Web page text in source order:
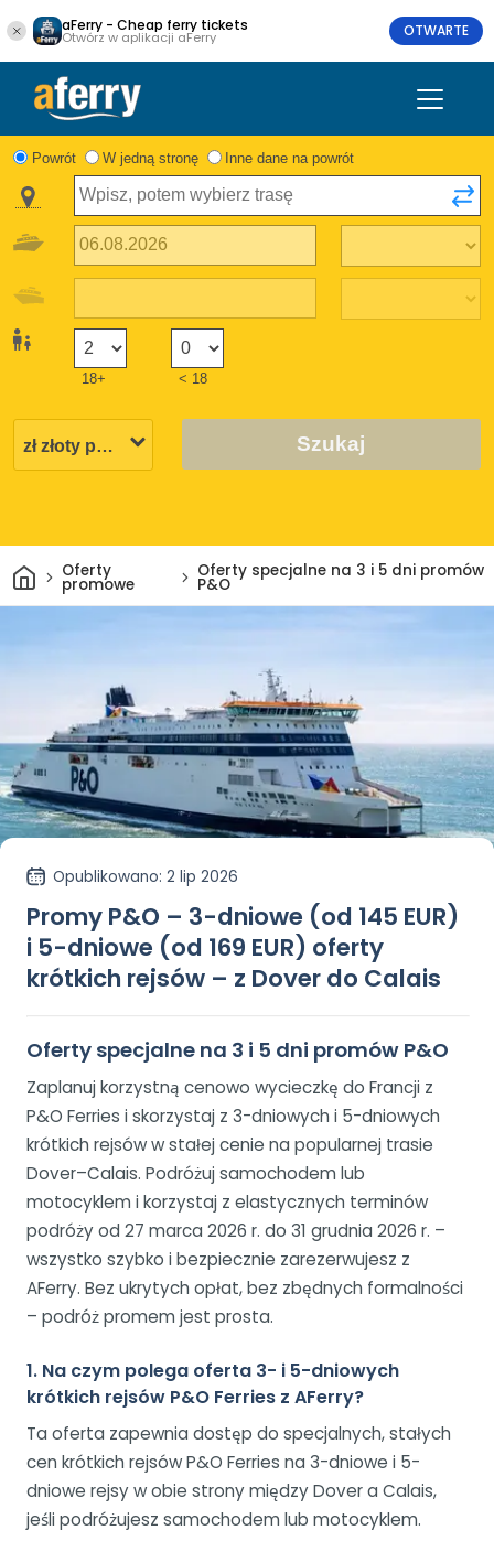
aFerry - Cheap ferry tickets
Otwórz w aplikacji aFerry OTWARTE
Powrót W jedną stronę Inne dane na powrót
18+ < 18
Szukaj
DomOferty
promowe
Oferty specjalne na 3 i 5 dni promów
P&O
Opublikowano: 2 lip 2026
Promy P&O – 3-dniowe (od 145 EUR)
i 5-dniowe (od 169 EUR) oferty
krótkich rejsów – z Dover do Calais
Oferty specjalne na 3 i 5 dni promów P&O
Zaplanuj korzystną cenowo wycieczkę do Francji z
P&O Ferries i skorzystaj z 3-dniowych i 5-dniowych
krótkich rejsów w stałej cenie na popularnej trasie
Dover–Calais. Podróżuj samochodem lub
motocyklem i korzystaj z elastycznych terminów
podróży od 27 marca 2026 r. do 31 grudnia 2026 r. –
wszystko szybko i bezpiecznie zarezerwujesz z
AFerry. Bez ukrytych opłat, bez zbędnych formalności
– podróż promem jest prosta.
1. Na czym polega oferta 3- i 5-dniowych
krótkich rejsów P&O Ferries z AFerry?
Ta oferta zapewnia dostęp do specjalnych, stałych
cen krótkich rejsów P&O Ferries na 3-dniowe i 5-
dniowe rejsy w obie strony między Dover a Calais,
jeśli podróżujesz samochodem lub motocyklem.